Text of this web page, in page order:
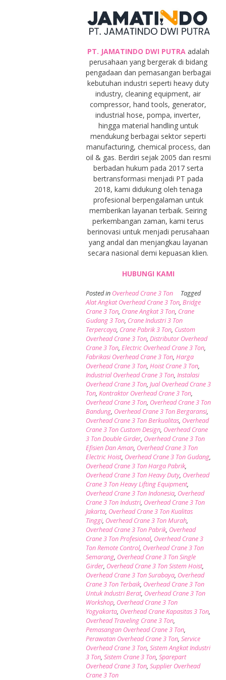
PT. JAMATINDO DWI PUTRA adalah
perusahaan yang bergerak di bidang
pengadaan dan pemasangan berbagai
kebutuhan industri seperti heavy duty
industry, cleaning equipment, air
compressor, hand tools, generator,
industrial hose, pompa, inverter,
hingga material handling untuk
mendukung berbagai sektor seperti
manufacturing, chemical process, dan
oil & gas. Berdiri sejak 2005 dan resmi
berbadan hukum pada 2017 serta
bertransformasi menjadi PT pada
2018, kami didukung oleh tenaga
profesional berpengalaman untuk
memberikan layanan terbaik. Seiring
perkembangan zaman, kami terus
berinovasi untuk menjadi perusahaan
yang andal dan menjangkau layanan
secara nasional demi kepuasan klien.
HUBUNGI KAMI
Posted in Overhead Crane 3 Ton
Tagged
Alat Angkat Overhead Crane 3 Ton, Bridge
Crane 3 Ton, Crane Angkat 3 Ton, Crane
Gudang 3 Ton, Crane Industri 3 Ton
Terpercaya, Crane Pabrik 3 Ton, Custom
Overhead Crane 3 Ton, Distributor Overhead
Crane 3 Ton, Electric Overhead Crane 3 Ton,
Fabrikasi Overhead Crane 3 Ton, Harga
Overhead Crane 3 Ton, Hoist Crane 3 Ton,
Industrial Overhead Crane 3 Ton, Instalasi
Overhead Crane 3 Ton, Jual Overhead Crane 3
Ton, Kontraktor Overhead Crane 3 Ton,
Overhead Crane 3 Ton, Overhead Crane 3 Ton
Bandung, Overhead Crane 3 Ton Bergaransi,
Overhead Crane 3 Ton Berkualitas, Overhead
Crane 3 Ton Custom Design, Overhead Crane
3 Ton Double Girder, Overhead Crane 3 Ton
Efisien Dan Aman, Overhead Crane 3 Ton
Electric Hoist, Overhead Crane 3 Ton Gudang,
Overhead Crane 3 Ton Harga Pabrik,
Overhead Crane 3 Ton Heavy Duty, Overhead
Crane 3 Ton Heavy Lifting Equipment,
Overhead Crane 3 Ton Indonesia, Overhead
Crane 3 Ton Industri, Overhead Crane 3 Ton
Jakarta, Overhead Crane 3 Ton Kualitas
Tinggi, Overhead Crane 3 Ton Murah,
Overhead Crane 3 Ton Pabrik, Overhead
Crane 3 Ton Profesional, Overhead Crane 3
Ton Remote Control, Overhead Crane 3 Ton
Semarang, Overhead Crane 3 Ton Single
Girder, Overhead Crane 3 Ton Sistem Hoist,
Overhead Crane 3 Ton Surabaya, Overhead
Crane 3 Ton Terbaik, Overhead Crane 3 Ton
Untuk Industri Berat, Overhead Crane 3 Ton
Workshop, Overhead Crane 3 Ton
Yogyakarta, Overhead Crane Kapasitas 3 Ton,
Overhead Traveling Crane 3 Ton,
Pemasangan Overhead Crane 3 Ton,
Perawatan Overhead Crane 3 Ton, Service
Overhead Crane 3 Ton, Sistem Angkat Industri
3 Ton, Sistem Crane 3 Ton, Sparepart
Overhead Crane 3 Ton, Supplier Overhead
Crane 3 Ton